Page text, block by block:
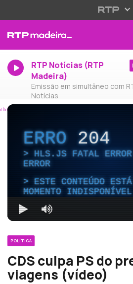
RTP Notícias (RTP
Madeira)
Emissão em simultâneo com
Notícias
ERRO204
HLS.JS FATAL
ERROR
ESTE CONTEÚDO
MOMENTO INDISPONÍVEL
POLÍTICA
CDS culpa PS do
viagens (vídeo)